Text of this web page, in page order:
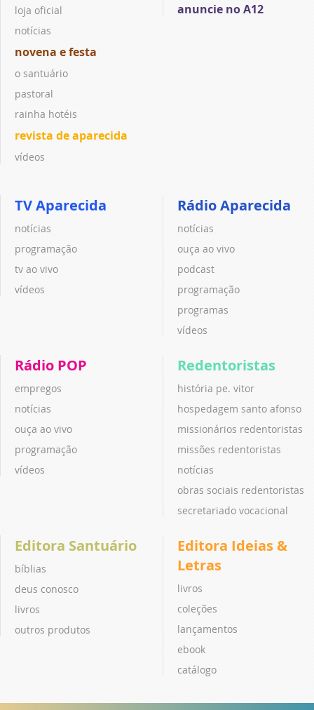
loja oficial
notícias
novena e festa
o santuário
pastoral
rainha hotéis
revista de aparecida
vídeos
anuncie no A12
TV Aparecida
notícias
programação
tv ao vivo
vídeos
Rádio Aparecida
notícias
ouça ao vivo
podcast
programação
programas
vídeos
Rádio POP
empregos
notícias
ouça ao vivo
programação
vídeos
Redentoristas
história pe. vitor
hospedagem santo afonso
missionários redentoristas
missões redentoristas
notícias
obras sociais redentoristas
secretariado vocacional
Editora Santuário
bíblias
deus conosco
livros
outros produtos
Editora Ideias &
Letras
livros
coleções
lançamentos
ebook
catálogo